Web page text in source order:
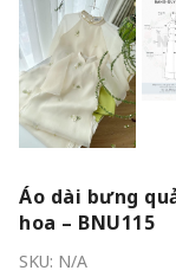
Áo dài bưng
hoa – BNU115
SKU: N/A